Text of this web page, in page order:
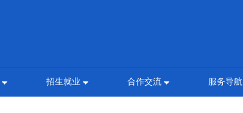
招生就业 合作交流 服务导航